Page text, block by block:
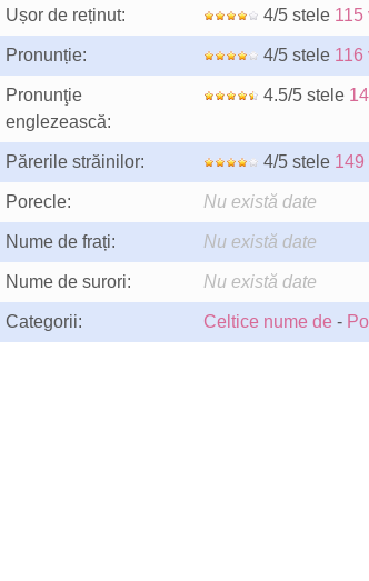
Ușor de reținut: 4/5 stele 115
Pronunție: 4/5 stele 116
Pronunţie
englezească:
4.5/5 stele
Părerile străinilor: 4/5 stele 149
Porecle: Nu există date
Nume de frați: Nu există date
Nume de surori: Nu există date
Categorii: Celtice nume de -